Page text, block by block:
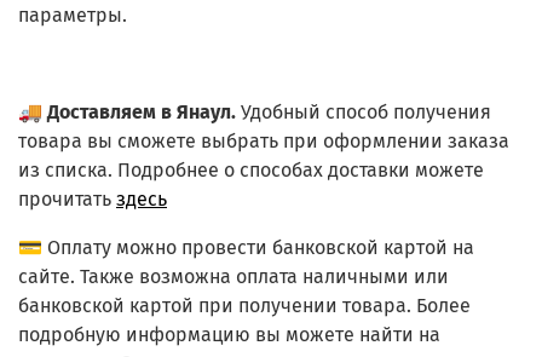
параметры.
🚚Доставляем в Янаул. Удобный способ получения
товара вы сможете выбрать при оформлении заказа
из списка. Подробнее о способах доставки можете
прочитать здесь
💳 Оплату можно провести банковской картой на
сайте. Также возможна оплата наличными или
банковской картой при получении товара. Более
подробную информацию вы можете найти на